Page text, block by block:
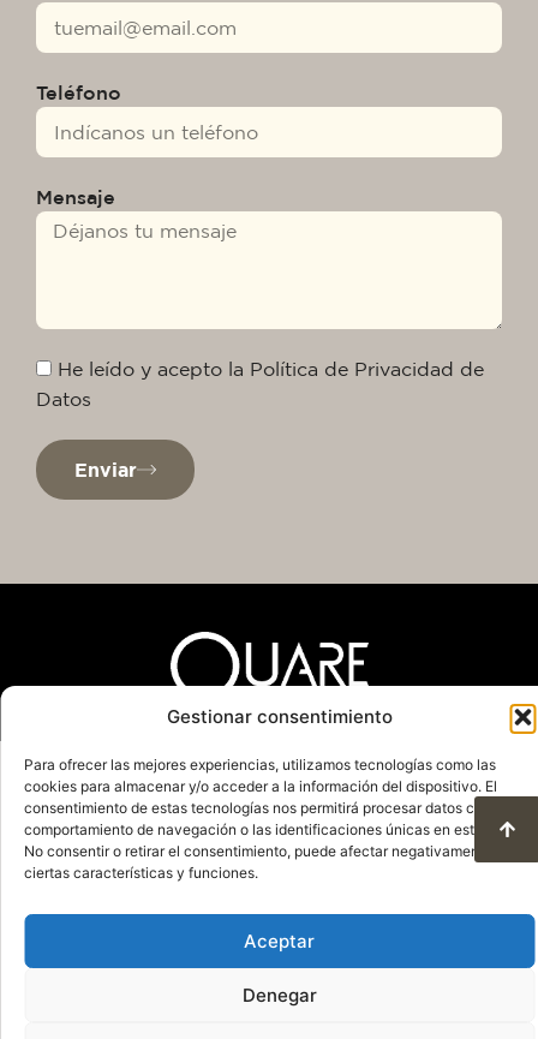
Gestionar consentimiento
Para ofrecer las mejores experiencias, utilizamos tecnologías como las
cookies para almacenar y/o acceder a la información del dispositivo. El
consentimiento de estas tecnologías nos permitirá procesar datos como el
comportamiento de navegación o las identificaciones únicas en este sitio.
No consentir o retirar el consentimiento, puede afectar negativamente a
ciertas características y funciones.
Aceptar
Denegar
Teléfono
Mensaje
He leído y acepto la Política de Privacidad de
Datos
Enviar
Política de PrivacidadAviso Legal
Política de Cookies
Condiciones de uso y protección de datos
© 2025. Todos los derechos reservados
QuareDesign S.L.